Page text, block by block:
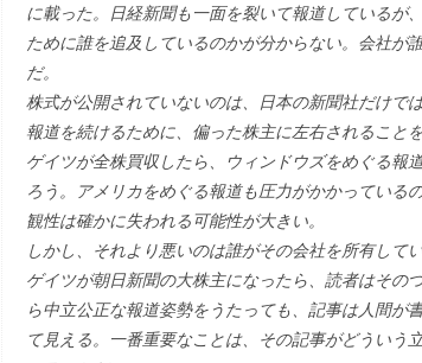
に載った。日経新聞も一面を裂いて報道しているが
ために誰を追及しているのかが分からない。会社が
だ。
株式が公開されていないのは、日本の新聞社だけで
報道を続けるために、偏った株主に左右されること
ゲイツが全株買収したら、ウィンドウズをめぐる報
ろう。アメリカをめぐる報道も圧力がかかっている
観性は確かに失われる可能性が大きい。
しかし、それより悪いのは誰がその会社を所有して
ゲイツが朝日新聞の大株主になったら、読者はその
ら中立公正な報道姿勢をうたっても、記事は人間が
て見える。一番重要なことは、その記事がどういう